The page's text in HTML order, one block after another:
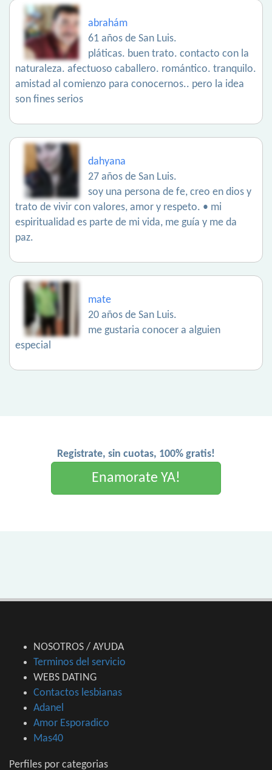
abrahám
61 años de San Luis.
pláticas. buen trato. contacto con la
naturaleza. afectuoso caballero. romántico. tranquilo.
amistad al comienzo para conocernos.. pero la idea
son fines serios
dahyana
27 años de San Luis.
soy una persona de fe, creo en dios y
trato de vivir con valores, amor y respeto. • mi
espiritualidad es parte de mi vida, me guía y me da
paz.
mate
20 años de San Luis.
me gustaria conocer a alguien
especial
Registrate, sin cuotas, 100% gratis!
Enamorate YA!
NOSOTROS / AYUDA
Terminos del servicio
WEBS DATING
Contactos lesbianas
Adanel
Amor Esporadico
Mas40
Perfiles por categorias